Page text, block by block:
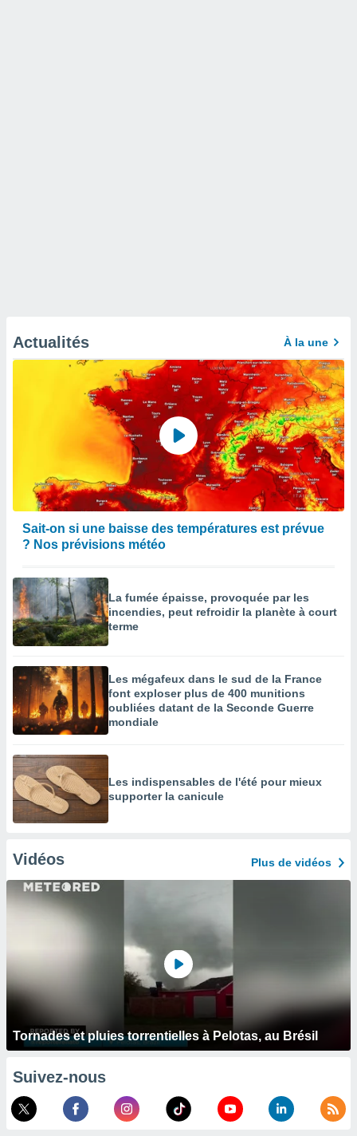
Actualités À la une
Sait-on si une baisse des températures est prévue
? Nos prévisions météo
La fumée épaisse, provoquée par les
incendies, peut refroidir la planète à court
terme
Les mégafeux dans le sud de la France
font exploser plus de 400 munitions
oubliées datant de la Seconde Guerre
mondiale
Les indispensables de l'été pour mieux
supporter la canicule
Vidéos Plus de vidéos
Tornades et pluies torrentielles à Pelotas, au Brésil
Suivez-nous